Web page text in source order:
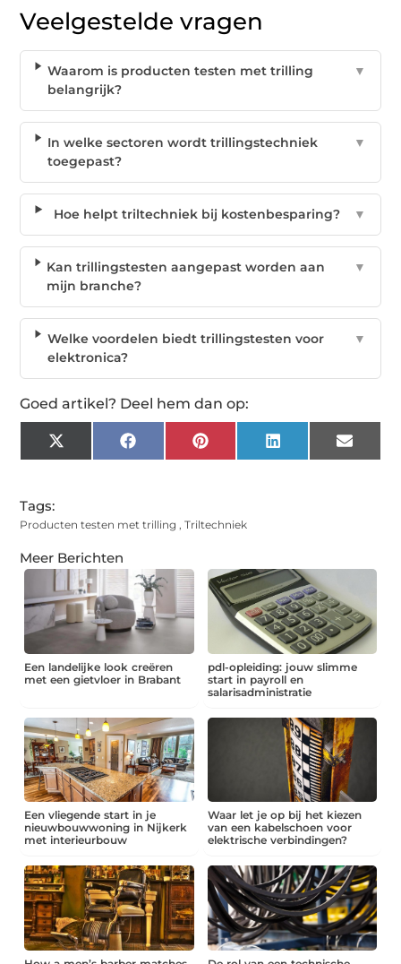
Veelgestelde vragen
Waarom is producten testen met trilling
belangrijk?
▼
In welke sectoren wordt trillingstechniek
toegepast?
▼
Hoe helpt triltechniek bij kostenbesparing? ▼
Kan trillingstesten aangepast worden aan
mijn branche?
▼
Welke voordelen biedt trillingstesten voor
elektronica?
▼
Goed artikel? Deel hem dan op:
X
(Twitter)
Facebook Pinterest LinkedIn Email
Tags:
Producten testen met trilling ,Triltechniek
Meer Berichten
Een landelijke look creëren
met een gietvloer in Brabant
pdl-opleiding: jouw slimme
start in payroll en
salarisadministratie
Een vliegende start in je
nieuwbouwwoning in Nijkerk
met interieurbouw
Waar let je op bij het kiezen
van een kabelschoen voor
elektrische verbindingen?